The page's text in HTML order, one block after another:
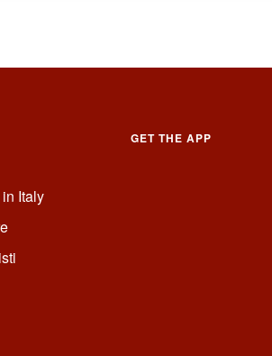
Italy
GET THE APP